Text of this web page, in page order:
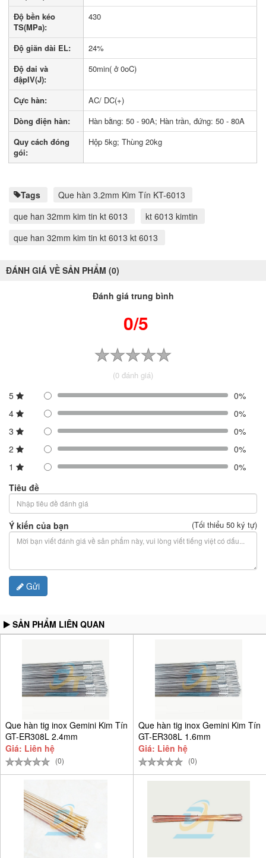
Độ bền kéo
TS(MPa):
430
Độ giãn dài EL:
24%
Độ dai và
đậpIV(J):
50min( ở 0oC)
Cực hàn:
AC/ DC(+)
Dòng điện hàn:
Hàn bằng: 50 - 90A; Hàn trần, đứng: 50 - 80A
Quy cách đóng
gói:
Hộp 5kg; Thùng 20kg
Tags
Que hàn 3.2mm Kim Tín KT-6013
que han 32mm kim tin kt 6013
kt 6013 kimtin
que han 32mm kim tin kt 6013 kt 6013
ĐÁNH GIÁ VỀ SẢN PHẨM (0)
Đánh giá trung bình
0/5
(0 đánh giá)
5
0%
4
0%
3
0%
2
0%
1
0%
Tiêu đề
Ý kiến của bạn (Tối thiểu 50 ký tự)
Gửi
SẢN PHẨM LIÊN QUAN
Que hàn tig inox Gemini Kim Tín
GT-ER308L 2.4mm
Giá: Liên hệ
(0)
Que hàn tig inox Gemini Kim Tín
GT-ER308L 1.6mm
Giá: Liên hệ
(0)